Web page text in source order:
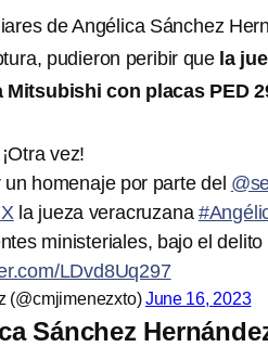
de Angélica Sánchez
pudieron peribir que la
con placas PED
vez!
homenaje por parte del
la jueza veracruzana
ministeriales, bajo el
LDvd8Uq297
(@cmjimenezxto)June 16, 2023
Sánchez